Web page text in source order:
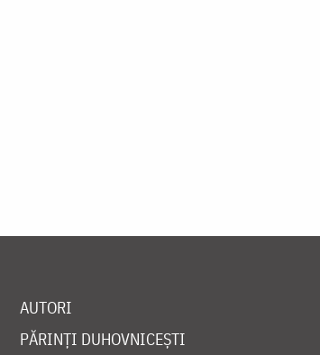
AUTORI
PĂRINȚI DUHOVNICEȘTI